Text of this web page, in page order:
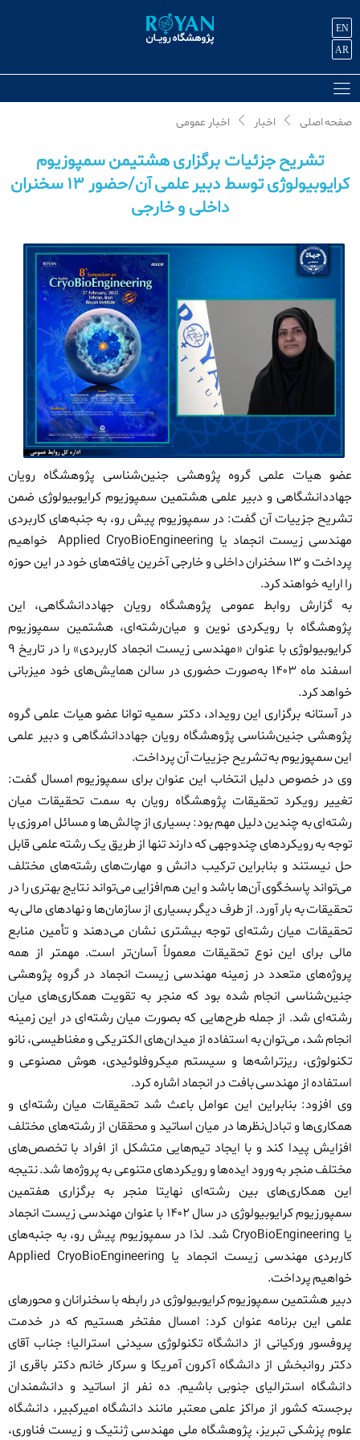
EN
AR
صفحه اصلی اخبار اخبار عمومی
تشریح جزئیات برگزاری هشتیمن سمپوزیوم
کرایوبیولوژی توسط دبیر علمی آن/حضور ۱۳ سخنران
داخلی و خارجی
عضو هیات علمی گروه پژوهشی جنین‌شناسی پژوهشگاه رویان
جهاددانشگاهی و دبیر علمی هشتمین سمپوزیوم کرایوبیولوژی ضمن
تشریح جزییات آن گفت: در سمپوزیوم پیش رو، به جنبه‌های کاربردی
مهندسی زیست انجماد یا Applied CryoBioEngineering خواهیم
پرداخت و ۱۳ سخنران داخلی و خارجی آخرین یافته‌های خود در این حوزه
را ارایه خواهند کرد.
به گزارش روابط عمومی پژوهشگاه رویان جهاددانشگاهی، این
پژوهشگاه با رویکردی نوین و میان‌رشته‌ای، هشتمین سمپوزیوم
کرایوبیولوژی با عنوان «مهندسی زیست انجماد کاربردی» را در تاریخ ۹
اسفند ماه ۱۴۰۳ به‌صورت حضوری در سالن همایش‌های خود میزبانی
خواهد کرد.
در آستانه برگزاری این رویداد، دکتر سمیه توانا عضو هیات علمی گروه
پژوهشی جنین‌شناسی پژوهشگاه رویان جهاددانشگاهی و دبیر علمی
این سمپوزیوم به تشریح جزییات آن پرداخت.
وی در خصوص دلیل انتخاب این عنوان برای سمپوزیوم امسال گفت:
تغییر رویکرد تحقیقات پژوهشگاه رویان به سمت تحقیقات میان
رشته‌ای به چندین دلیل مهم بود: بسیاری از چالش‌ها و مسائل امروزی با
توجه به رویکردهای چندوجهی که دارند تنها از طریق یک رشته علمی قابل
حل نیستند و بنابراین ترکیب دانش و مهارت‌های رشته‌های مختلف
می‌تواند پاسخگوی آن‌ها باشد و این هم‌افزایی می‌تواند نتایج بهتری را در
تحقیقات به بار آورد. از طرف دیگر بسیاری از سازمان‌ها و نهادهای مالی به
تحقیقات میان رشته‌ای توجه بیشتری نشان می‌دهند و تأمین منابع
مالی برای این نوع تحقیقات معمولاً آسان‌تر است. مهمتر از همه
پروژه‌های متعدد در زمینه مهندسی زیست انجماد در گروه پژوهشی
جنین‌شناسی انجام شده بود که منجر به تقویت همکاری‌های میان
رشته‌ای شد. از جمله طرح‌هایی که بصورت میان رشته‌ای در این زمینه
انجام شد، می‌توان به استفاده از میدان‌های الکتریکی و مغناطیسی، نانو
تکنولوژی، ریزتراشه‌ها و سیستم میکروفلوئیدی، هوش مصنوعی و
استفاده از مهندسی بافت در انجماد اشاره کرد.
وی افزود: بنابراین این عوامل باعث شد تحقیقات میان رشته‌ای و
همکاری‌ها و تبادل‌نظرها در میان اساتید و محققان از رشته‌های مختلف
افزایش پیدا کند و با ایجاد تیم‌هایی متشکل از افراد با تخصص‌های
مختلف منجر به ورود ایده‌ها و رویکردهای متنوعی به پروژه‌ها شد. نتیجه
این همکاری‌های بین رشته‌ای نهایتا منجر به برگزاری هفتمین
سمپورزیوم کرایوبیولوژی در سال ۱۴۰۲ با عنوان مهندسی زیست انجماد
یا CryoBioEngineering شد. لذا در سمپوزیوم پیش رو، به جنبه‌های
کاربردی مهندسی زیست انجماد یا Applied CryoBioEngineering
خواهیم پرداخت.
دبیر هشتمین سمپوزیوم کرایوبیولوژی در رابطه با سخنرانان و محورهای
علمی این برنامه عنوان کرد: امسال مفتخر هستیم که در خدمت
پروفسور ورکیانی از دانشگاه تکنولوژی سیدنی استرالیا؛ جناب آقای
دکتر روانبخش از دانشگاه آکرون آمریکا و سرکار خانم دکتر باقری از
دانشگاه استرالیای جنوبی باشیم. ده نفر از اساتید و دانشمندان
برجسته کشور از مراکز علمی معتبر مانند دانشگاه امیرکبیر، دانشگاه
علوم پزشکی تبریز، پژوهشگاه ملی مهندسی ژنتیک و زیست فناوری،